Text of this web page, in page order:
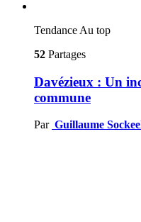
Tendance Au top
52 Partages
Davézieux : Un
commune
Par Guillaume